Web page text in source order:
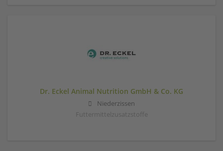
Dr. Eckel Animal Nutrition GmbH & Co. KG
Niederzissen
Futtermittelzusatzstoffe